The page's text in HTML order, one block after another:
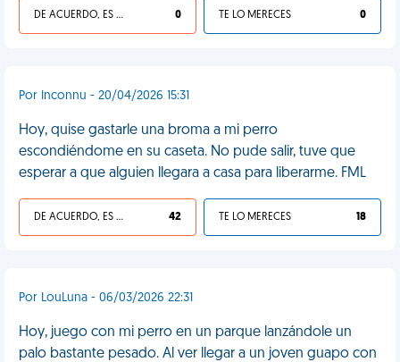
DE ACUERDO, ES UNA VIDA HP 0 TE LO MERECES 0
Por Inconnu - 20/04/2026 15:31
Hoy, quise gastarle una broma a mi perro
escondiéndome en su caseta. No pude salir, tuve que
esperar a que alguien llegara a casa para liberarme. FML
DE ACUERDO, ES UNA VIDA HP 42 TE LO MERECES 18
Por LouLuna - 06/03/2026 22:31
Hoy, juego con mi perro en un parque lanzándole un
palo bastante pesado. Al ver llegar a un joven guapo con